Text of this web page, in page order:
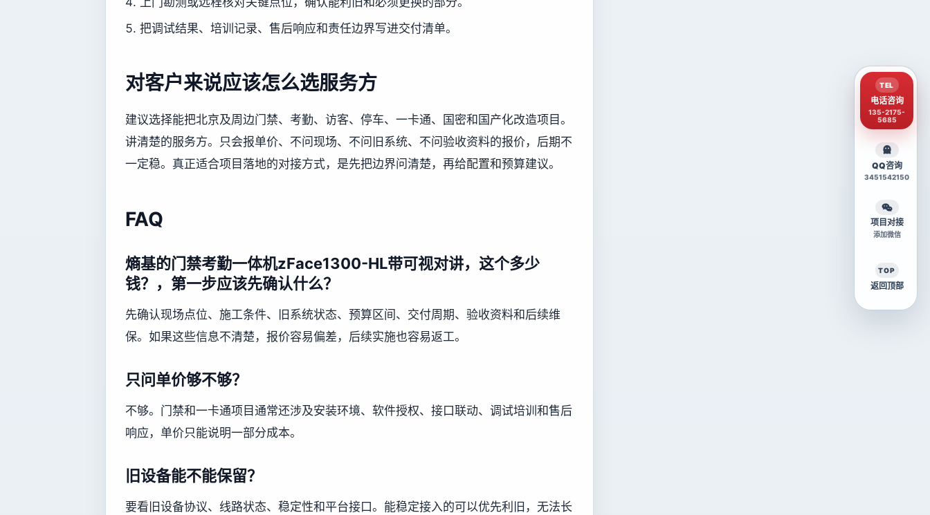
把调试结果、培训记录、售后响应和责任边界写进交付清单。
对客户来说应该怎么选服务方
建议选择能把北京及周边门禁、考勤、访客、停车、一卡通、国密和国产化改造项目。
讲清楚的服务方。只会报单价、不问现场、不问旧系统、不问验收资料的报价，后期不
一定稳。真正适合项目落地的对接方式，是先把边界问清楚，再给配置和预算建议。
FAQ
熵基的门禁考勤一体机zFace1300-HL带可视对讲，这个多少
钱？，第一步应该先确认什么？
先确认现场点位、施工条件、旧系统状态、预算区间、交付周期、验收资料和后续维
保。如果这些信息不清楚，报价容易偏差，后续实施也容易返工。
只问单价够不够？
不够。门禁和一卡通项目通常还涉及安装环境、软件授权、接口联动、调试培训和售后
响应，单价只能说明一部分成本。
旧设备能不能保留？
要看旧设备协议、线路状态、稳定性和平台接口。能稳定接入的可以优先利旧，无法长
TEL
电话咨询
135-2175-
5685
QQ咨询
3451542150
项目对接
添加微信
TOP
返回顶部